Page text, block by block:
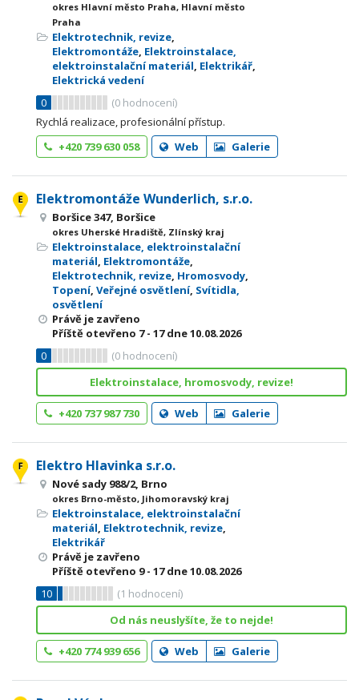
okres Hlavní město Praha, Hlavní město
Praha
Elektrotechnik, revize,
Elektromontáže, Elektroinstalace,
elektroinstalační materiál, Elektrikář,
Elektrická vedení
0
(0 hodnocení)
Rychlá realizace, profesionální přístup.
+420 739 630 058
Web Galerie
Elektromontáže Wunderlich, s.r.o.
Boršice 347, Boršice
okres Uherské Hradiště, Zlínský kraj
Elektroinstalace, elektroinstalační
materiál, Elektromontáže,
Elektrotechnik, revize, Hromosvody,
Topení, Veřejné osvětlení, Svítidla,
osvětlení
Právě je zavřeno
Příště otevřeno 7 - 17dne 10.08.2026
0
(0 hodnocení)
Elektroinstalace, hromosvody, revize!
+420 737 987 730 Web Galerie
Elektro Hlavinka s.r.o.
Nové sady 988/2, Brno
okres Brno-město, Jihomoravský kraj
Elektroinstalace, elektroinstalační
materiál, Elektrotechnik, revize,
Elektrikář
Právě je zavřeno
Příště otevřeno 9 - 17dne 10.08.2026
10
(1 hodnocení)
Od nás neuslyšíte, že to nejde!
+420 774 939 656 Web Galerie